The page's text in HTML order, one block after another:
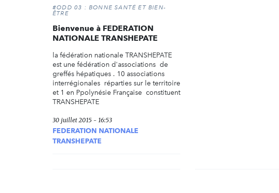
#ODD 03 : BONNE SANTÉ ET BIEN-
ÊTRE
Bienvenue à FEDERATION
NATIONALE TRANSHEPATE
la fédération nationale TRANSHEPATE
est une fédération d'associations de
greffés hépatiques . 10 associations
interrégionales réparties sur le territoire
et 1 en Ppolynésie Française constituent
TRANSHEPATE
30 juillet 2015 - 16:53
FEDERATION NATIONALE
TRANSHEPATE